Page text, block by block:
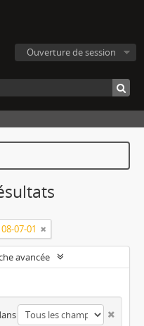
Ouverture de session
08-07-01
avancée